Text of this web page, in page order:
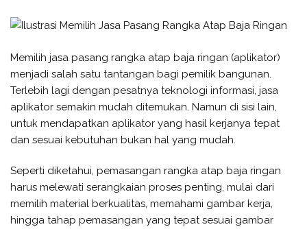
Memilih jasa pasang rangka atap baja ringan (aplikator)
menjadi salah satu tantangan bagi pemilik bangunan.
Terlebih lagi dengan pesatnya teknologi informasi, jasa
aplikator semakin mudah ditemukan. Namun di sisi lain,
untuk mendapatkan aplikator yang hasil kerjanya tepat
dan sesuai kebutuhan bukan hal yang mudah.
Seperti diketahui, pemasangan rangka atap baja ringan
harus melewati serangkaian proses penting, mulai dari
memilih material berkualitas, memahami gambar kerja,
hingga tahap pemasangan yang tepat sesuai gambar